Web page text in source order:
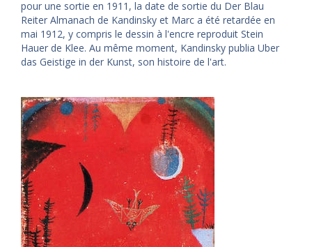
pour une sortie en 1911, la date de sortie du Der Blau
Reiter Almanach de Kandinsky et Marc a été retardée en
mai 1912, y compris le dessin à l'encre reproduit Stein
Hauer de Klee. Au même moment, Kandinsky publia Uber
das Geistige in der Kunst, son histoire de l'art.